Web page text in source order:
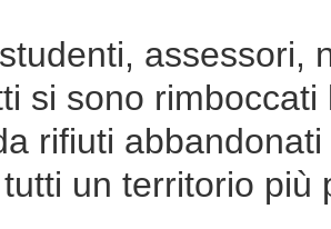
assessori,
si sono
rifiuti
un territorio più